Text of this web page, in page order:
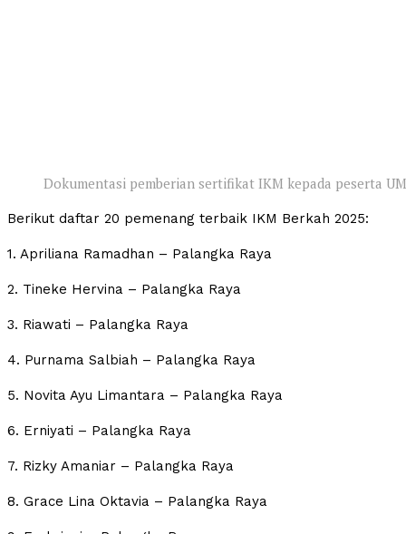
Dokumentasi pemberian sertifikat IKM kepada peserta
Berikut daftar 20 pemenang terbaik IKM Berkah 2025:
1. Apriliana Ramadhan – Palangka Raya
2. Tineke Hervina – Palangka Raya
3. Riawati – Palangka Raya
4. Purnama Salbiah – Palangka Raya
5. Novita Ayu Limantara – Palangka Raya
6. Erniyati – Palangka Raya
7. Rizky Amaniar – Palangka Raya
8. Grace Lina Oktavia – Palangka Raya